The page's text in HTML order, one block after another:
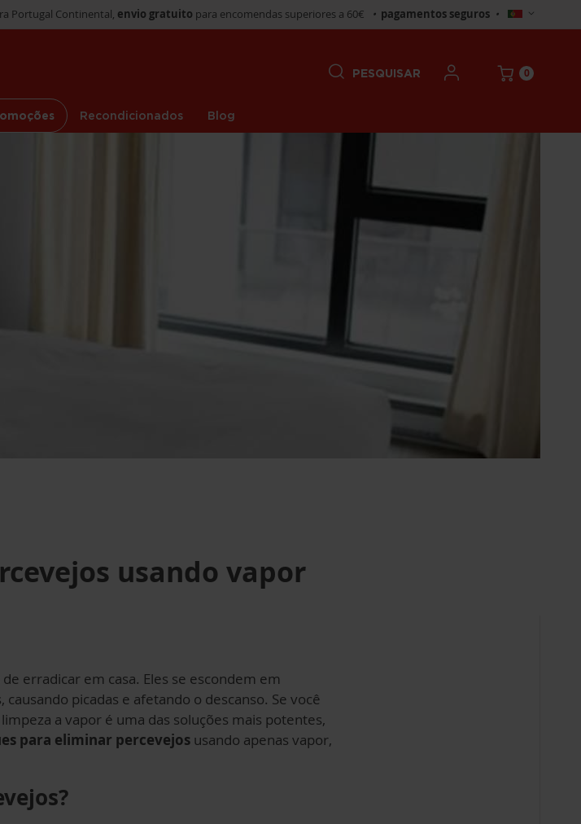
Portugal Continental, envio gratuito para encomendas superiores a 60€ • pagamentos seguros •
Selecionar
Loja
Recondicionados Blog
PESQUISAR 0
usando vapor
erradicar em casa. Eles se escondem em
picadas e afetando o descanso. Se você
limpeza a vapor é uma das soluções mais potentes,
para eliminar percevejos usando apenas vapor,